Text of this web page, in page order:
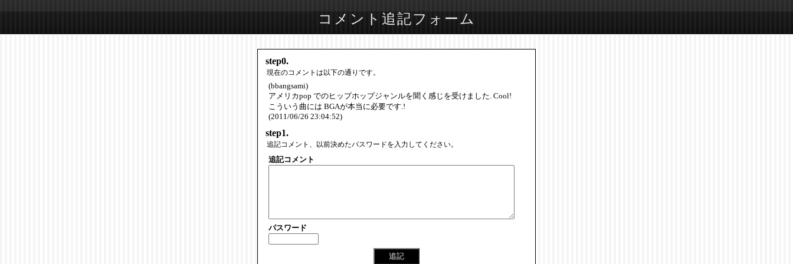
コメント追記フォーム
step0.
現在のコメントは以下の通りです。
(bbangsami)
アメリカpop でのヒップホップジャンルを聞く感じを受けました. Cool!
こういう曲には BGAが本当に必要です.!
(2011/06/26 23:04:52)
step1.
追記コメント、以前決めたパスワードを入力してください。
追記コメント
パスワード
追記